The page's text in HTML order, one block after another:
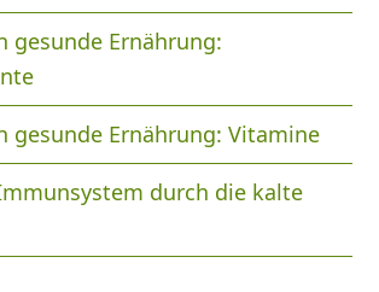
gesunde Ernährung:
gesunde Ernährung: Vitamine
durch die kalte